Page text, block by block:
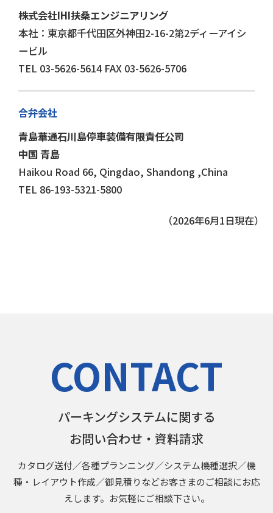
株式会社IHI扶桑エンジニアリング
本社：東京都千代田区外神田2-16-2第2ディーアイシ
ービル
TEL 03-5626-5614 FAX 03-5626-5706
合弁会社
⻘島華通⽯川島停⾞装備有限責任公司
中国 ⻘島
Haikou Road 66, Qingdao, Shandong ,China
TEL 86-193-5321-5800
（2026年6月1日現在）
CONTACT
パーキングシステムに関する
お問い合わせ・資料請求
カタログ送付／各種プランニング／システム機種選択／機
種・レイアウト作成／御見積りなどお客さまのご相談にお応
えします。お気軽にご相談下さい。